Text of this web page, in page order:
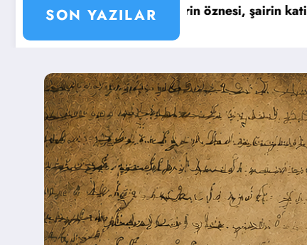
SON YAZILAR
Günün Sözü : Yaşıyoruz işte… Tıpkı kuşların